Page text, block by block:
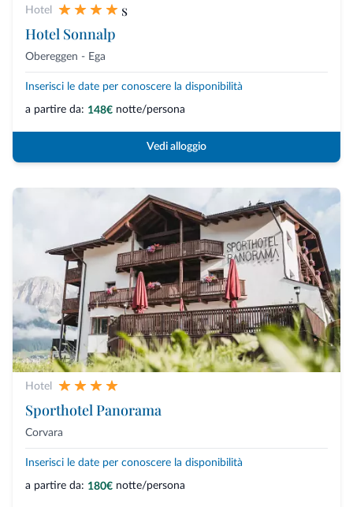
Hotel
s
Hotel Sonnalp
Obereggen - Ega
Inserisci le date per conoscere la disponibilità
a partire da: 148€ notte/persona
Vedi alloggio
Hotel
Sporthotel Panorama
Corvara
Inserisci le date per conoscere la disponibilità
a partire da: 180€ notte/persona